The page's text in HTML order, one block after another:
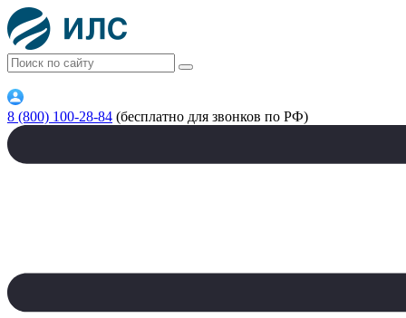
8 (800) 100-28-84 (бесплатно для звонков по РФ)